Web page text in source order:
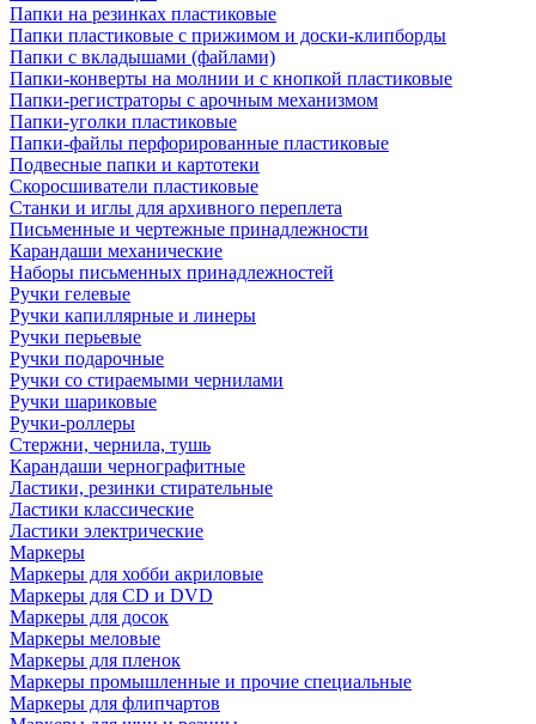
Папки на резинках пластиковые
Папки пластиковые с прижимом и доски-клипборды
Папки с вкладышами (файлами)
Папки-конверты на молнии и с кнопкой пластиковые
Папки-регистраторы с арочным механизмом
Папки-уголки пластиковые
Папки-файлы перфорированные пластиковые
Подвесные папки и картотеки
Скоросшиватели пластиковые
Станки и иглы для архивного переплета
Письменные и чертежные принадлежности
Карандаши механические
Наборы письменных принадлежностей
Ручки гелевые
Ручки капиллярные и линеры
Ручки перьевые
Ручки подарочные
Ручки со стираемыми чернилами
Ручки шариковые
Ручки-роллеры
Стержни, чернила, тушь
Карандаши чернографитные
Ластики, резинки стирательные
Ластики классические
Ластики электрические
Маркеры
Маркеры для хобби акриловые
Маркеры для CD и DVD
Маркеры для досок
Маркеры меловые
Маркеры для пленок
Маркеры промышленные и прочие специальные
Маркеры для флипчартов